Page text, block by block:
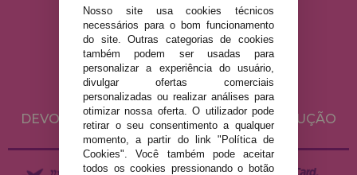
AVISO LEGAL
POLÍTICA DE PRIVACIDADE
POLÍTICA DE COOKIES
ENVIO E DEVOLUÇÕES
DEVOLUÇÕES / DIREITO DE LIVRE RESOLUÇÃO
Nosso site usa cookies técnicos
necessários para o bom funcionamento
do site. Outras categorias de cookies
também podem ser usadas para
personalizar a experiência do usuário,
divulgar ofertas comerciais
personalizadas ou realizar análises para
otimizar nossa oferta. O utilizador pode
retirar o seu consentimento a qualquer
momento, a partir do link "Política de
Cookies". Você também pode aceitar
todos os cookies pressionando o botão